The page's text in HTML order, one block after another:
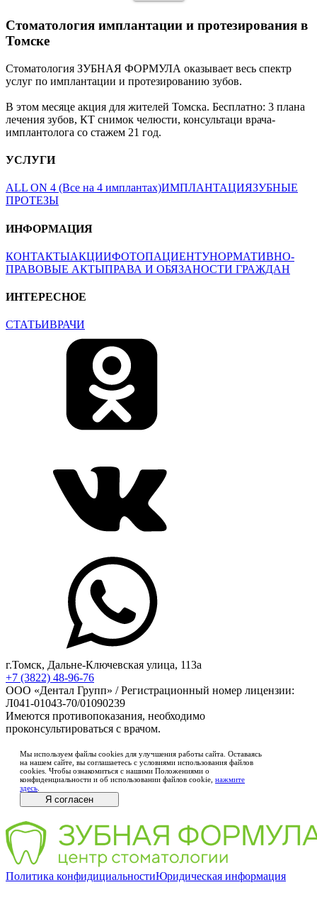
Стоматология имплантации и протезирования в
Томске
Стоматология ЗУБНАЯ ФОРМУЛА оказывает весь спектр
услуг по имплантации и протезированию зубов.
В этом месяце акция для жителей Томска. Бесплатно: 3 плана
лечения зубов, КТ снимок челюсти, консультаци врача-
имплантолога со стажем 21 год.
УСЛУГИ
ALL ON 4 (Все на 4 имплантах)ИМПЛАНТАЦИЯЗУБНЫЕ
ПРОТЕЗЫ
ИНФОРМАЦИЯ
КОНТАКТЫАКЦИИФОТОПАЦИЕНТУНОРМАТИВНО-
ПРАВОВЫЕ АКТЫПРАВА И ОБЯЗАНОСТИ ГРАЖДАН
ИНТЕРЕСНОЕ
СТАТЬИВРАЧИ
г.Томск, Дальне-Ключевская улица, 113а
+7 (3822) 48-96-76
ООО «Дентал Групп» / Регистрационный номер лицензии:
Л041-01043-70/01090239
Имеются противопоказания, необходимо
проконсультироваться с врачом.
Мы используем файлы cookies для улучшения работы сайта. Оставаясь
на нашем сайте, вы соглашаетесь с условиями использования файлов
cookies. Чтобы ознакомиться с нашими Положениями о
конфиденциальности и об использовании файлов cookie, нажмите
здесь
Я согласен
Политика конфидициальностиЮридическая информация